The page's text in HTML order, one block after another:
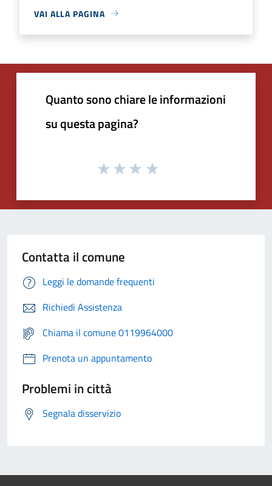
VAI ALLA PAGINA
Quanto sono chiare le informazioni
su questa pagina?
Contatta il comune
Leggi le domande frequenti
Richiedi Assistenza
Chiama il comune 0119964000
Prenota un appuntamento
Problemi in città
Segnala disservizio